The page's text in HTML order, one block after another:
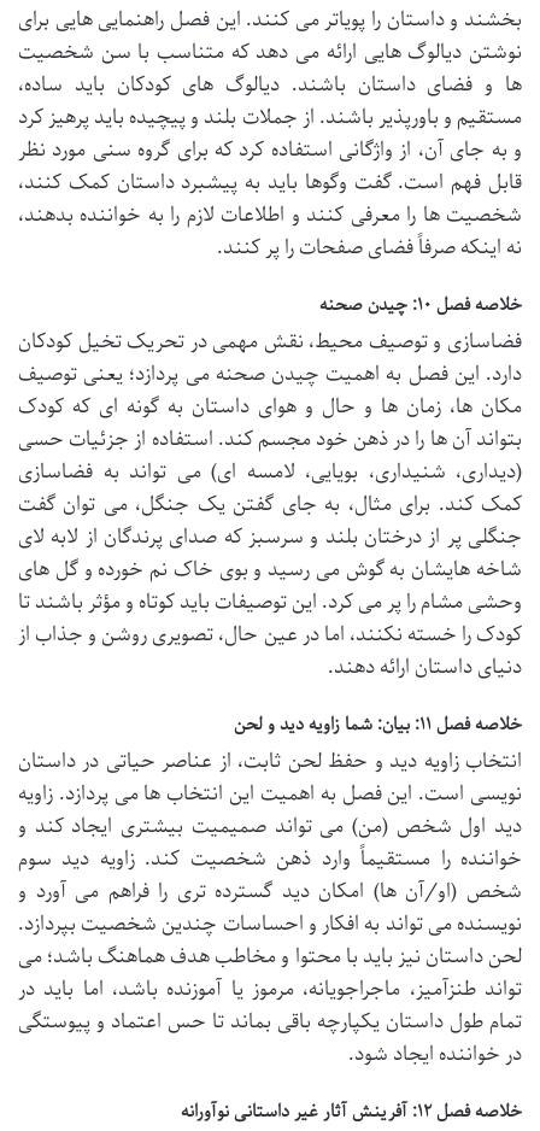
بخشند و داستان را پویاتر می کنند. این فصل راهنمایی هایی برای
نوشتن دیالوگ هایی ارائه می دهد که متناسب با سن شخصیت
ها و فضای داستان باشند. دیالوگ های کودکان باید ساده،
مستقیم و باورپذیر باشند. از جملات بلند و پیچیده باید پرهیز کرد
و به جای آن، از واژگانی استفاده کرد که برای گروه سنی مورد نظر
قابل فهم است. گفت وگوها باید به پیشبرد داستان کمک کنند،
شخصیت ها را معرفی کنند و اطلاعات لازم را به خواننده بدهند،
نه اینکه صرفاً فضای صفحات را پر کنند.
خلاصه فصل ۱۰: چیدن صحنه
فضاسازی و توصیف محیط، نقش مهمی در تحریک تخیل کودکان
دارد. این فصل به اهمیت چیدن صحنه می پردازد؛ یعنی توصیف
مکان ها، زمان ها و حال و هوای داستان به گونه ای که کودک
بتواند آن ها را در ذهن خود مجسم کند. استفاده از جزئیات حسی
(دیداری، شنیداری، بویایی، لامسه ای) می تواند به فضاسازی
کمک کند. برای مثال، به جای گفتن یک جنگل، می توان گفت
جنگلی پر از درختان بلند و سرسبز که صدای پرندگان از لابه لای
شاخه هایشان به گوش می رسید و بوی خاک نم خورده و گل های
وحشی مشام را پر می کرد. این توصیفات باید کوتاه و مؤثر باشند تا
کودک را خسته نکنند، اما در عین حال، تصویری روشن و جذاب از
دنیای داستان ارائه دهند.
خلاصه فصل ۱۱: بیان: شما زاویه دید و لحن
انتخاب زاویه دید و حفظ لحن ثابت، از عناصر حیاتی در داستان
نویسی است. این فصل به اهمیت این انتخاب ها می پردازد. زاویه
دید اول شخص (من) می تواند صمیمیت بیشتری ایجاد کند و
خواننده را مستقیماً وارد ذهن شخصیت کند. زاویه دید سوم
شخص (او/آن ها) امکان دید گسترده تری را فراهم می آورد و
نویسنده می تواند به افکار و احساسات چندین شخصیت بپردازد.
لحن داستان نیز باید با محتوا و مخاطب هدف هماهنگ باشد؛ می
تواند طنزآمیز، ماجراجویانه، مرموز یا آموزنده باشد، اما باید در
تمام طول داستان یکپارچه باقی بماند تا حس اعتماد و پیوستگی
در خواننده ایجاد شود.
خلاصه فصل ۱۲: آفرینش آثار غیر داستانی نوآورانه